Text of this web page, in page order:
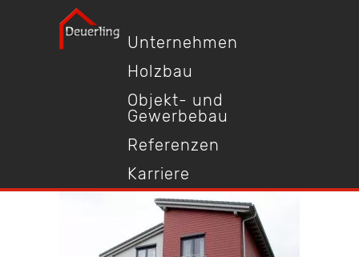
Unternehmen
Holzbau
Objekt- und
Gewerbebau
Referenzen
Karriere